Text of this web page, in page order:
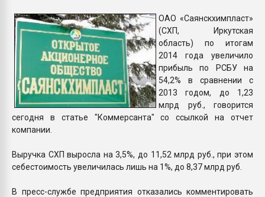
ОАО «Саянскхимпласт»
(СХП, Иркутская
область) по итогам
2014 года увеличило
прибыль по РСБУ на
54,2% в сравнении с
2013 годом, до 1,23
млрд руб., говорится
сегодня в статье "Коммерсанта" со ссылкой на отчет
компании.
Выручка СХП выросла на 3,5%, до 11,52 млрд руб., при этом
себестоимость увеличилась лишь на 1%, до 8,37 млрд руб.
В пресс-службе предприятия отказались комментировать